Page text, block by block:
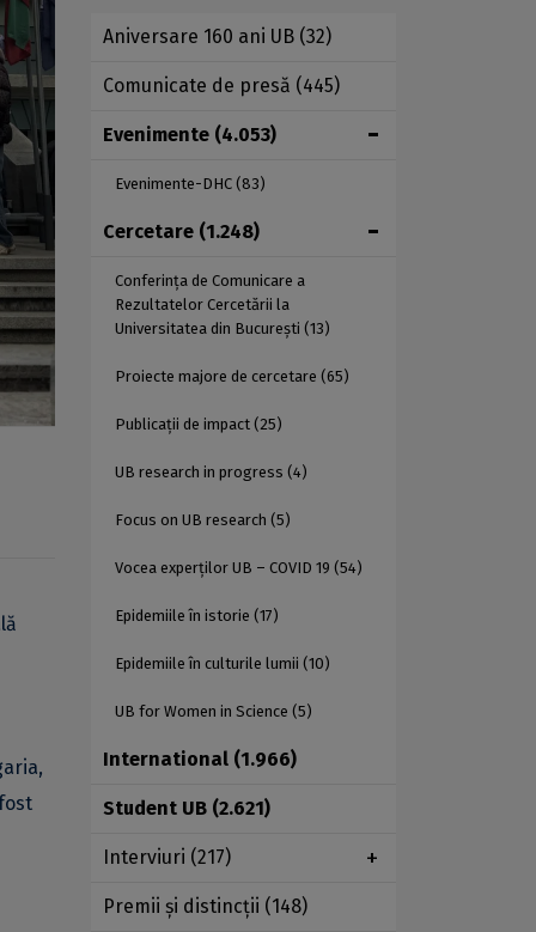
Aniversare 160 ani UB (32)
Comunicate de presă (445)
Evenimente (4.053)
Evenimente-DHC (83)
Cercetare (1.248)
Conferința de Comunicare a
Rezultatelor Cercetării la
Universitatea din București (13)
Proiecte majore de cercetare (65)
Publicații de impact (25)
UB research in progress (4)
Focus on UB research (5)
Vocea experților UB – COVID 19 (54)
Epidemiile în istorie (17)
Epidemiile în culturile lumii (10)
UB for Women in Science (5)
International (1.966)
Student UB (2.621)
Interviuri (217)
Premii şi distincţii (148)